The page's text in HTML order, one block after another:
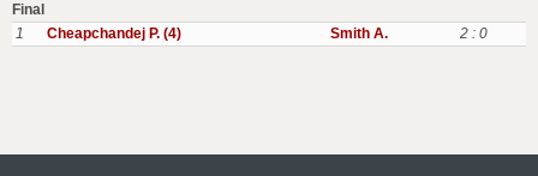
Final
1
Cheapchandej P. (4) Smith A. 2 : 0